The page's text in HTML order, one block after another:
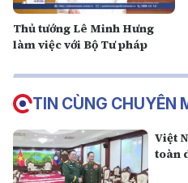
Thủ tướng Lê Minh Hưng
làm việc với Bộ Tư pháp
TIN CÙNG CHUYÊN
Việt
toàn